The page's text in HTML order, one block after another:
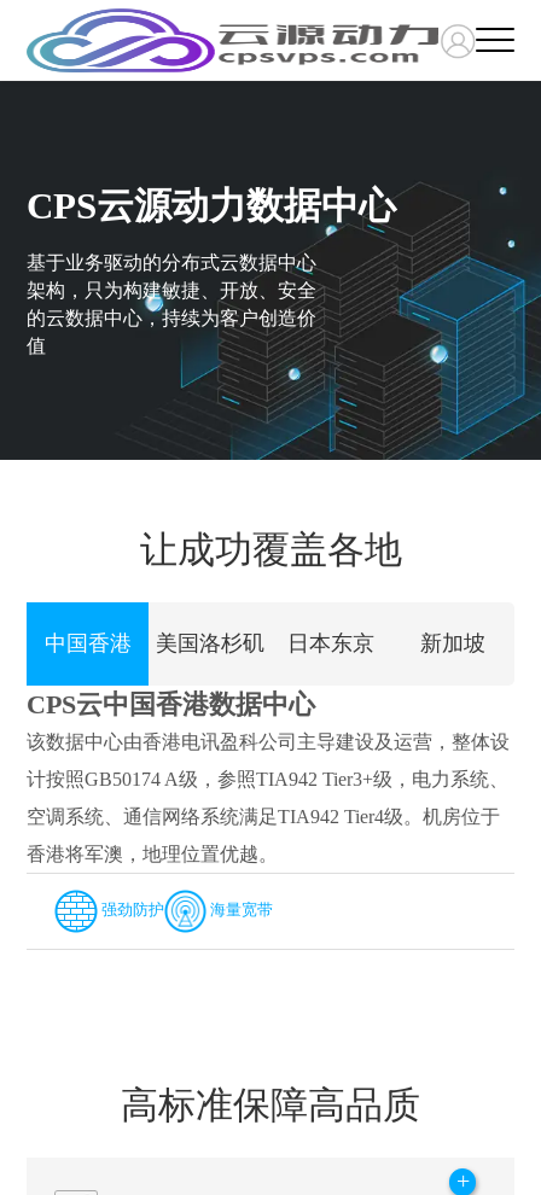
CPS云源动力数据中心
基于业务驱动的分布式云数据中心
架构，只为构建敏捷、开放、安全
的云数据中心，持续为客户创造价
值
让成功覆盖各地
中国香港 美国洛杉矶 日本东京 新加坡
CPS云中国香港数据中心
该数据中心由香港电讯盈科公司主导建设及运营，整体设
计按照GB50174 A级，参照TIA942 Tier3+级，电力系统、
空调系统、通信网络系统满足TIA942 Tier4级。机房位于
香港将军澳，地理位置优越。
强劲防护 海量宽带
高标准保障高品质
+